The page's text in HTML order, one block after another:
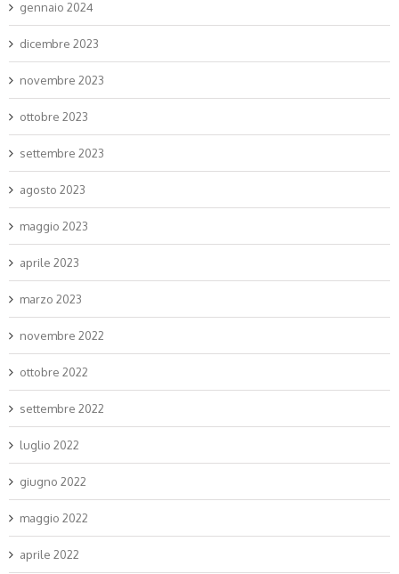
gennaio 2024
dicembre 2023
novembre 2023
ottobre 2023
settembre 2023
agosto 2023
maggio 2023
aprile 2023
marzo 2023
novembre 2022
ottobre 2022
settembre 2022
luglio 2022
giugno 2022
maggio 2022
aprile 2022